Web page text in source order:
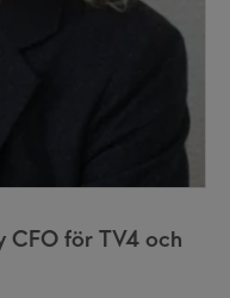
CFO för TV4 och